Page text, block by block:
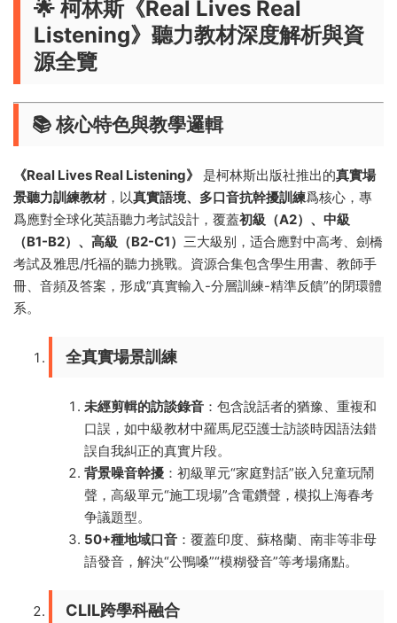
🌟 ​ ​柯林斯《Real Lives Real
Listening》聽力教材深度解析與資
源全覽​
📚 ​​核心特色與教學邏輯​
《Real Lives Real Listening》​ ​ 是柯林斯出版社推出的​​真實場
景聽力訓練教材​​，以​​真實語境、多口音抗幹擾訓練​​爲核心，專
爲應對全球化英語聽力考試設計，覆蓋​​初級（A2）、中級
（B1-B2）、高級（B2-C1）​ ​三大級别，适合應對中高考、劍橋
考試及雅思/托福的聽力挑戰。資源合集包含學生用書、教師手
冊、音頻及答案，形成“真實輸入-分層訓練-精準反饋”的閉環體
系。
​全真實場景訓練​
​未經剪輯的訪談錄音​ ​：包含說話者的猶豫、重複和
口誤，如中級教材中羅馬尼亞護士訪談時因語法錯
誤自我糾正的真實片段。
​背景噪音幹擾​ ​：初級單元“家庭對話”嵌入兒童玩鬧
聲，高級單元“施工現場”含電鑽聲，模拟上海春考
争議題型。
​50+種地域口音​ ​：覆蓋印度、蘇格蘭、南非等非母
語發音，解決“公鴨嗓”“模糊發音”等考場痛點。
​CLIL跨學科融合​